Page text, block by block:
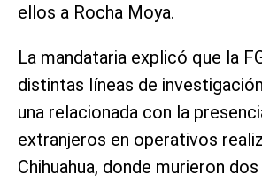
ellos a Rocha Moya.
La mandataria explicó que la
distintas líneas de
una relacionada con la
extranjeros en operativos
Chihuahua, donde murieron